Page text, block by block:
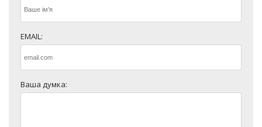
EMAIL:
Ваша думка: